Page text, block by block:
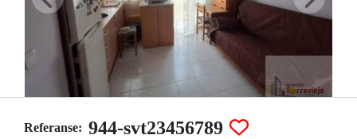
Referanse: 944-svt23456789